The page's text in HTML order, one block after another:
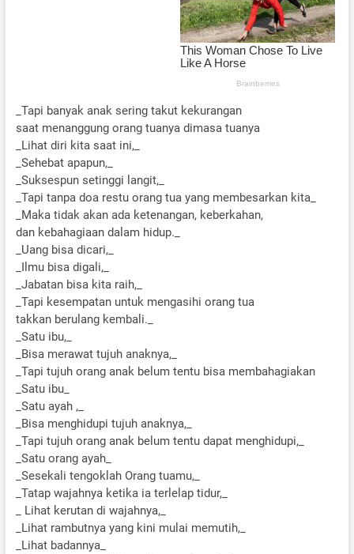
_Tapi banyak anak sering takut kekurangan
saat menanggung orang tuanya dimasa tuanya
_Lihat diri kita saat ini,_
_Sehebat apapun,_
_Suksespun setinggi langit,_
_Tapi tanpa doa restu orang tua yang membesarkan kita_
_Maka tidak akan ada ketenangan, keberkahan,
dan kebahagiaan dalam hidup._
_Uang bisa dicari,_
_Ilmu bisa digali,_
_Jabatan bisa kita raih,_
_Tapi kesempatan untuk mengasihi orang tua
takkan berulang kembali._
_Satu ibu,_
_Bisa merawat tujuh anaknya,_
_Tapi tujuh orang anak belum tentu bisa membahagiakan
_Satu ibu_
_Satu ayah ,_
_Bisa menghidupi tujuh anaknya,_
_Tapi tujuh orang anak belum tentu dapat menghidupi,_
_Satu orang ayah_
_Sesekali tengoklah Orang tuamu,_
_Tatap wajahnya ketika ia terlelap tidur,_
_ Lihat kerutan di wajahnya,_
_Lihat rambutnya yang kini mulai memutih,_
_Lihat badannya_